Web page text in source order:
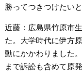
勝ってつきつけたい
近藤：広島県竹原市
た。大学時代に伊方
動にかかわりました
まで訴訟も含めて原